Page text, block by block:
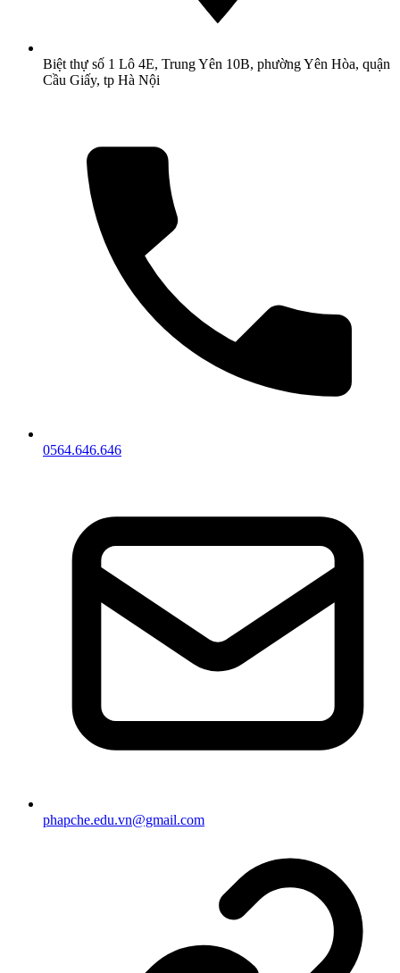
Biệt thự số 1 Lô 4E, Trung Yên 10B, phường Yên Hòa, quận
Cầu Giấy, tp Hà Nội
0564.646.646
phapche.edu.vn@gmail.com